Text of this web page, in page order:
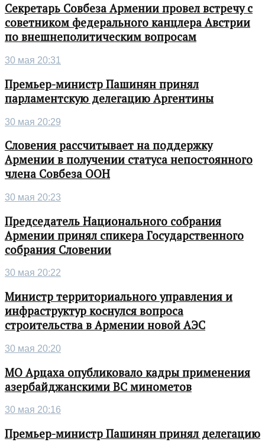
Секретарь Совбеза Армении провел встречу с
советником федерального канцлера Австрии
по внешнеполитическим вопросам
30 мая 20:31
Премьер-министр Пашинян принял
парламентскую делегацию Аргентины
30 мая 20:29
Словения рассчитывает на поддержку
Армении в получении статуса непостоянного
члена Совбеза ООН
30 мая 20:23
Председатель Национального собрания
Армении принял спикера Государственного
собрания Словении
30 мая 20:22
Министр территориального управления и
инфраструктур коснулся вопроса
строительства в Армении новой АЭС
30 мая 20:20
МО Арцаха опубликовало кадры применения
азербайджанскими ВС минометов
30 мая 20:16
Премьер-министр Пашинян принял делегацию